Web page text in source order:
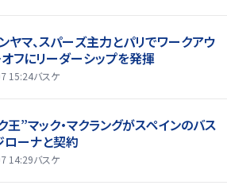
ヤマ、スパーズ主力とパリでワークアウ
フにリーダーシップを発揮
15:24バスケ
王”マック・マクラングがスペインのバス
ローナと契約
14:29バスケ